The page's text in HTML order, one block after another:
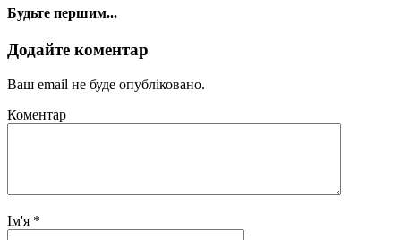
Будьте першим...
Додайте коментар
Ваш email не буде опубліковано.
Коментар
Ім'я *